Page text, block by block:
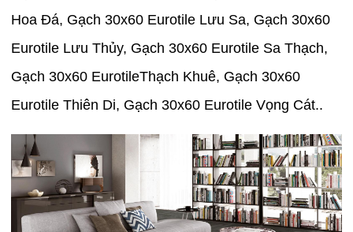
Hoa Đá, Gạch 30x60 Eurotile Lưu Sa, Gạch 30x60
Eurotile Lưu Thủy, Gạch 30x60 Eurotile Sa Thạch,
Gạch 30x60 EurotileThạch Khuê, Gạch 30x60
Eurotile Thiên Di, Gạch 30x60 Eurotile Vọng Cát..